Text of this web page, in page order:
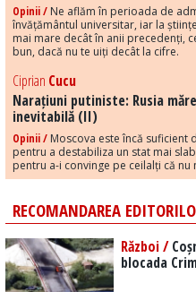
Opinii / Ne aflăm în perioada de
învățământul universitar, iar la
mai mare decât în anii precedenți,
bun, dacă nu te uiți decât la cifre.
Ciprian Cucu
Narațiuni putiniste: Rusia
inevitabilă (II)
Opinii / Moscova este încă suficient
pentru a destabiliza un stat mai
pentru a-i convinge pe ceilalți că nu
RECOMANDAREA
Război /
blocada